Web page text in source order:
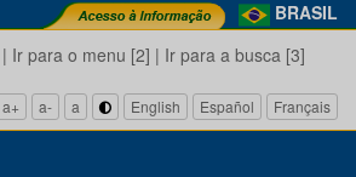
BRASIL
| Ir para o menu [2] | Ir para a busca [3]
a+ a- a English Español Français